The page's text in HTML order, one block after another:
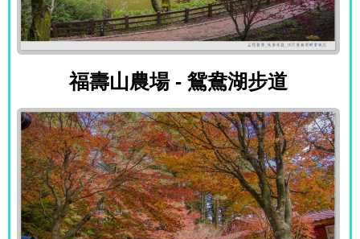
福壽山農場 - 鴛鴦湖步道
福壽山農場 - 鴛鴦湖步道